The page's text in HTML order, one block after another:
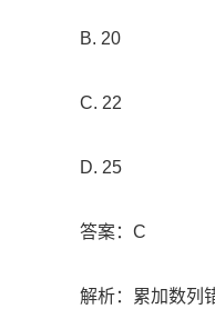
B. 20
C. 22
D. 25
答案：C
解析：累加数列